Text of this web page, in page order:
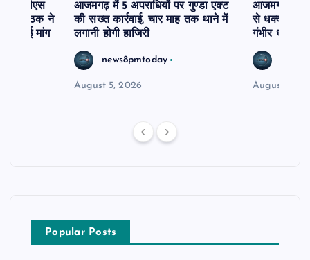
एटीएस
पाठक ने
उठाई मांग
आजमगढ़ में 5 अपराधियों पर गुण्डा एक्ट
की सख्त कार्रवाई, चार माह तक थाने में
लगानी होगी हाजिरी
news8pmtoday
August 5, 2026
आजमगढ़ में दो
से धक्का-
गंभीर धाराओं
August 5,
Popular Posts